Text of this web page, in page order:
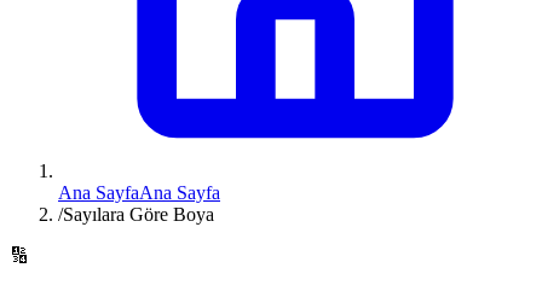
Ana SayfaAna Sayfa
/Sayılara Göre Boya
🔢